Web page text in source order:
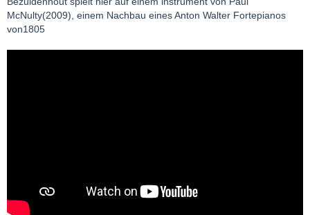
McNulty(2009), einem Nachbau eines Anton Walter Fortepianos
von1805